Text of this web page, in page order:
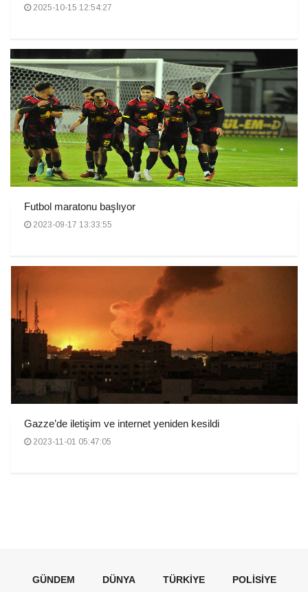
2025-10-15 12:54:27
Futbol maratonu başlıyor
2023-09-17 13:33:55
Gazze’de iletişim ve internet yeniden kesildi
2023-11-01 05:47:05
GÜNDEM DÜNYA TÜRKIYE POLISIYE